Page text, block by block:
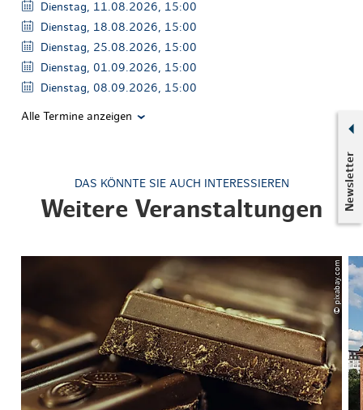
Newsletter
Dienstag, 11.08.2026, 15:00
Dienstag, 18.08.2026, 15:00
Dienstag, 25.08.2026, 15:00
Dienstag, 01.09.2026, 15:00
Dienstag, 08.09.2026, 15:00
Alle Termine anzeigen
DAS KÖNNTE SIE AUCH INTERESSIEREN
Weitere Veranstaltungen
© pixabay.com